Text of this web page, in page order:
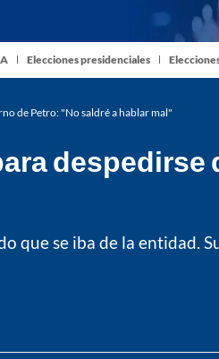
Elecciones presidenciales
de Petro: "No saldré a hablar mal"
que se iba de la entidad.